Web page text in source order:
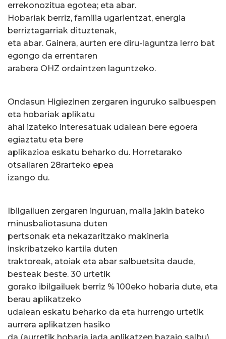
errekonozitua egotea; eta abar.
Hobariak berriz, familia ugarientzat, energia
berriztagarriak dituztenak,
eta abar. Gainera, aurten ere diru-laguntza lerro bat
egongo da errentaren
arabera OHZ ordaintzen laguntzeko.
Ondasun Higiezinen zergaren inguruko salbuespen
eta hobariak aplikatu
ahal izateko interesatuak udalean bere egoera
egiaztatu eta bere
aplikazioa eskatu beharko du. Horretarako
otsailaren 28rarteko epea
izango du.
Ibilgailuen zergaren inguruan, maila jakin bateko
minusbaliotasuna duten
pertsonak eta nekazaritzako makineria
inskribatzeko kartila duten
traktoreak, atoiak eta abar salbuetsita daude,
besteak beste. 30 urtetik
gorako ibilgailuek berriz % 100eko hobaria dute, eta
berau aplikatzeko
udalean eskatu beharko da eta hurrengo urtetik
aurrera aplikatzen hasiko